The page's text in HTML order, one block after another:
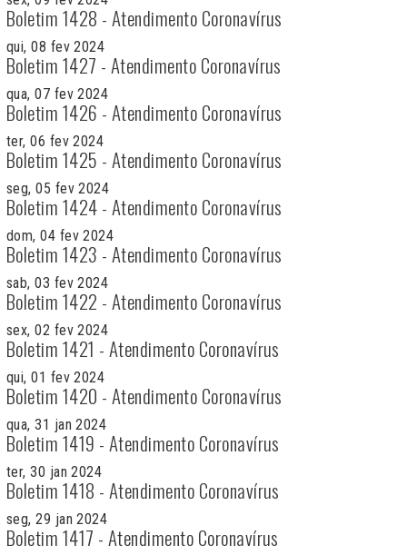
Boletim 1428 - Atendimento Coronavírus
qui, 08 fev 2024
Boletim 1427 - Atendimento Coronavírus
qua, 07 fev 2024
Boletim 1426 - Atendimento Coronavírus
ter, 06 fev 2024
Boletim 1425 - Atendimento Coronavírus
seg, 05 fev 2024
Boletim 1424 - Atendimento Coronavírus
dom, 04 fev 2024
Boletim 1423 - Atendimento Coronavírus
sab, 03 fev 2024
Boletim 1422 - Atendimento Coronavírus
sex, 02 fev 2024
Boletim 1421 - Atendimento Coronavírus
qui, 01 fev 2024
Boletim 1420 - Atendimento Coronavírus
qua, 31 jan 2024
Boletim 1419 - Atendimento Coronavírus
ter, 30 jan 2024
Boletim 1418 - Atendimento Coronavírus
seg, 29 jan 2024
Boletim 1417 - Atendimento Coronavírus